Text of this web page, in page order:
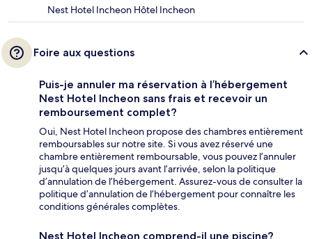
Nest Hotel Incheon Hôtel Incheon
Foire aux questions
Puis-je annuler ma réservation à l’hébergement
Nest Hotel Incheon sans frais et recevoir un
remboursement complet?
Oui, Nest Hotel Incheon propose des chambres entièrement
remboursables sur notre site. Si vous avez réservé une
chambre entièrement remboursable, vous pouvez l’annuler
jusqu’à quelques jours avant l’arrivée, selon la politique
d’annulation de l’hébergement. Assurez-vous de consulter la
politique d’annulation de l’hébergement pour connaître les
conditions générales complètes.
Nest Hotel Incheon comprend-il une piscine?